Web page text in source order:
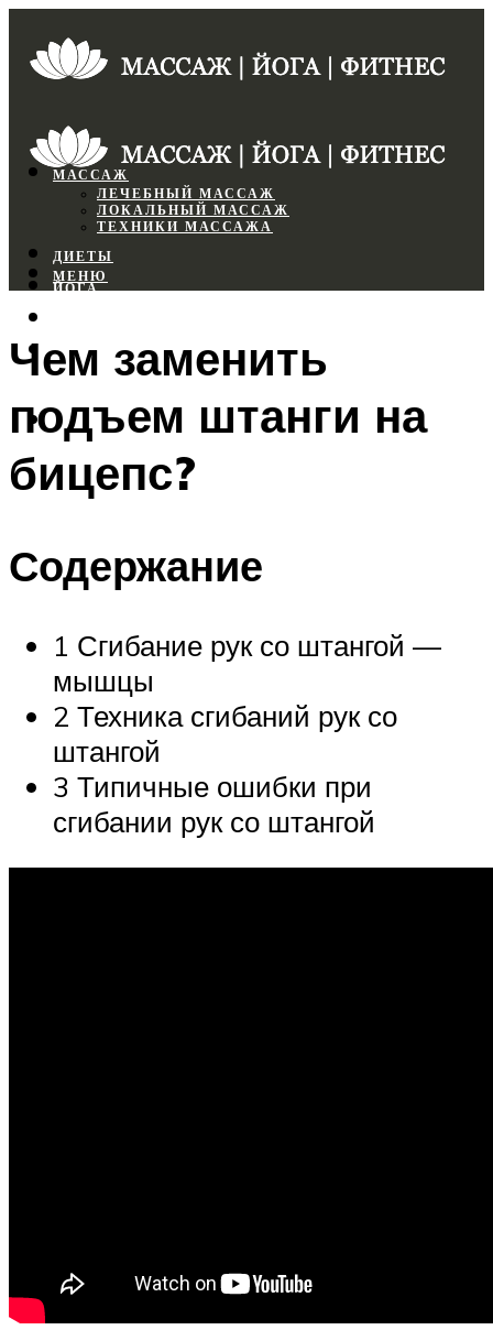
МАССАЖ
ЛЕЧЕБНЫЙ МАССАЖ
ЛОКАЛЬНЫЙ МАССАЖ
ТЕХНИКИ МАССАЖА
ДИЕТЫ
ЙОГА
ФИТНЕС
МЕНЮ
МЕНЮ
Чем заменить
подъем штанги на
бицепс?
Содержание
1 Сгибание рук со штангой —
мышцы
2 Техника сгибаний рук со
штангой
3 Типичные ошибки при
сгибании рук со штангой